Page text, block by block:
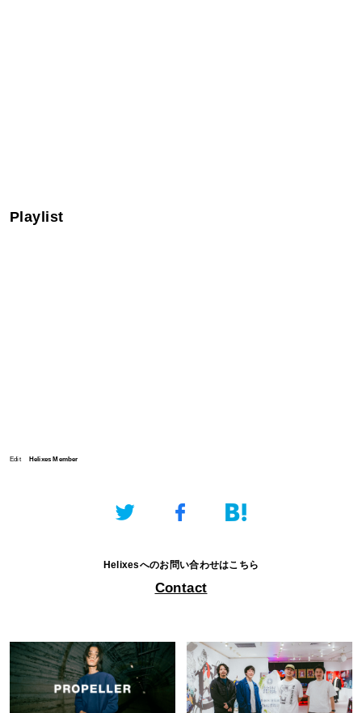
Playlist
Edit Helixes Member
Helixesへのお問い合わせはこちら
Contact